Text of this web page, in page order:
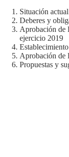
Situación
Deberes y
Aprobación de
ejercicio 2019
Aprobación de
Propuestas y